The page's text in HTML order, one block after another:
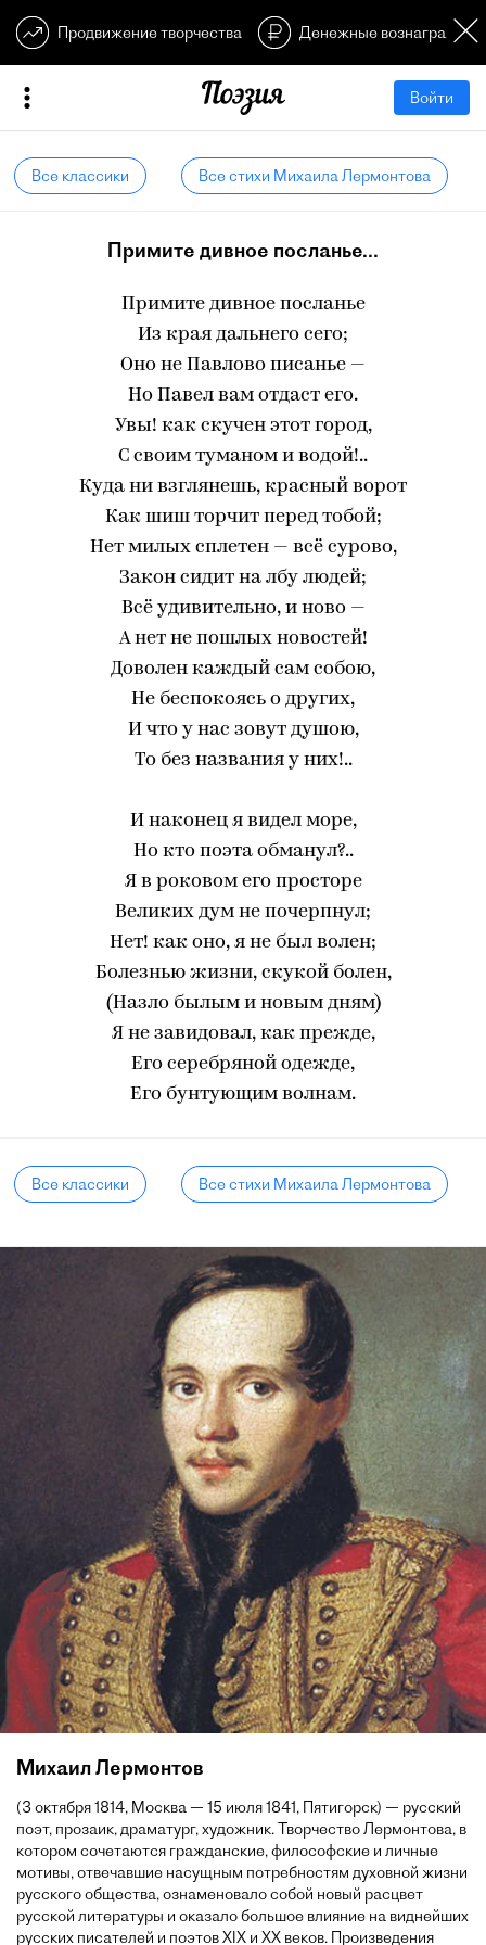
Продвижение творчества Денежные
Войти
Все классики Все стихи Михаила Лермонтова
Примите дивное посланье...
Примите дивное посланье
Из края дальнего сего;
Оно не Павлово писанье —
Но Павел вам отдаст его.
Увы! как скучен этот город,
С своим туманом и водой!..
Куда ни взглянешь, красный ворот
Как шиш торчит перед тобой;
Нет милых сплетен — всё сурово,
Закон сидит на лбу людей;
Всё удивительно, и ново —
А нет не пошлых новостей!
Доволен каждый сам собою,
Не беспокоясь о других,
И что у нас зовут душою,
То без названия у них!..
И наконец я видел море,
Но кто поэта обманул?..
Я в роковом его просторе
Великих дум не почерпнул;
Нет! как оно, я не был волен;
Болезнью жизни, скукой болен,
(Назло былым и новым дням)
Я не завидовал, как прежде,
Его серебряной одежде,
Его бунтующим волнам.
Все классики Все стихи Михаила Лермонтова
Михаил Лермонтов
(3 октября 1814, Москва — 15 июля 1841, Пятигорск) — русский
поэт, прозаик, драматург, художник. Творчество Лермонтова, в
котором сочетаются гражданские, философские и личные
мотивы, отвечавшие насущным потребностям духовной жизни
русского общества, ознаменовало собой новый расцвет
русской литературы и оказало большое влияние на виднейших
русских писателей и поэтов XIX и XX веков. Произведения